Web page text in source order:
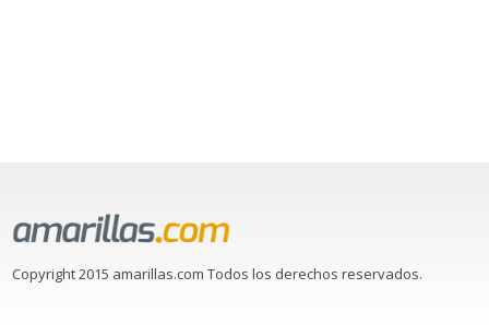
Copyright 2015 amarillas.com Todos los derechos reservados.